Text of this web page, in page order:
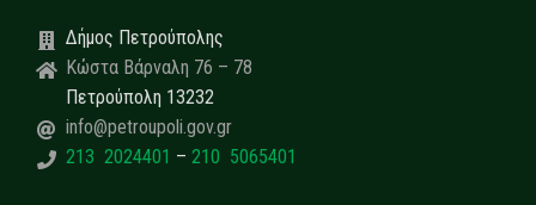
Δήμος Πετρούπολης
Κώστα Βάρναλη 76 – 78
Πετρούπολη 13232
info@petroupoli.gov.gr
213 2024401 – 210 5065401